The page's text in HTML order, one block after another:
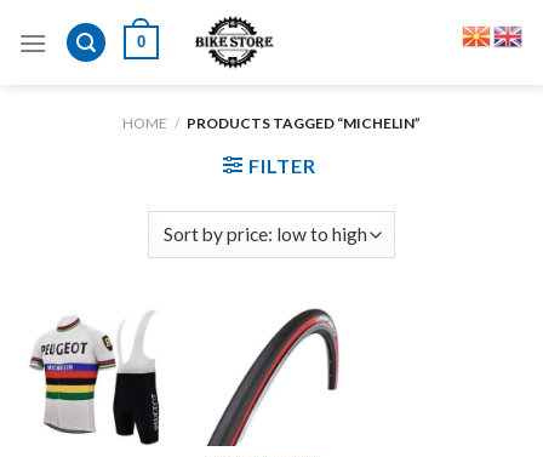
0
HOME / PRODUCTS TAGGED “MICHELIN”
FILTER